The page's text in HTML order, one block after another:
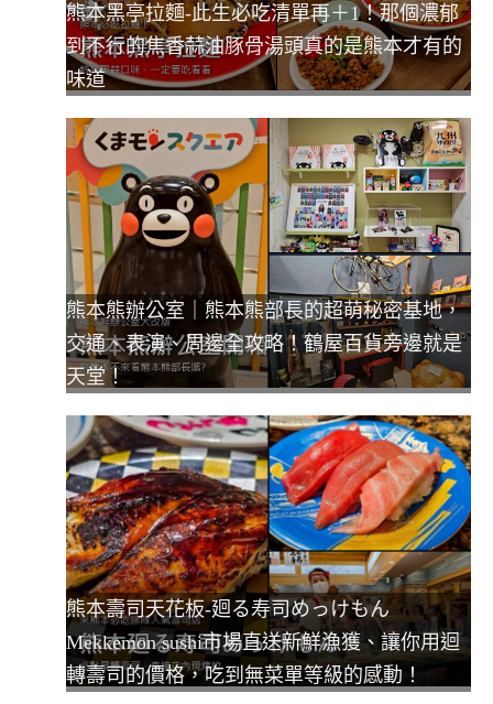
熊本黑亭拉麵-此生必吃清單再＋1！那個濃郁
到不行的焦香蒜油豚骨湯頭真的是熊本才有的
味道
熊本熊辦公室｜熊本熊部長的超萌秘密基地，
交通、表演、周邊全攻略！鶴屋百貨旁邊就是
天堂！
熊本壽司天花板-廻る寿司めっけもん
Mekkemon sushi市場直送新鮮漁獲、讓你用迴
轉壽司的價格，吃到無菜單等級的感動！